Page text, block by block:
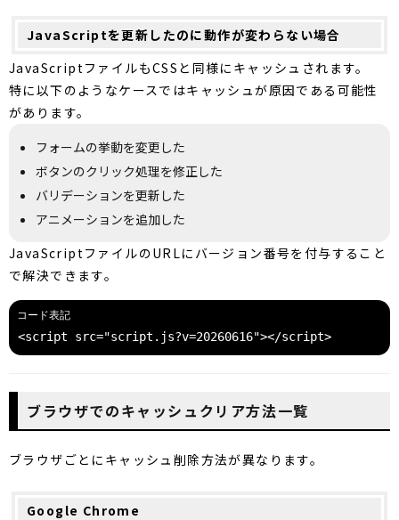
JavaScriptを更新したのに動作が変わらない場合
JavaScriptファイルもCSSと同様にキャッシュされます。
特に以下のようなケースではキャッシュが原因である可能性
があります。
フォームの挙動を変更した
ボタンのクリック処理を修正した
バリデーションを更新した
アニメーションを追加した
JavaScriptファイルのURLにバージョン番号を付与すること
で解決できます。
<script src="script.js?v=20260616"></script>
ブラウザでのキャッシュクリア方法一覧
ブラウザごとにキャッシュ削除方法が異なります。
Google Chrome